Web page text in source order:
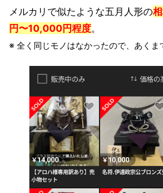
メルカリで似たような五月人形の
円〜10,000円程度。
※ 全く同じモノはなかったので、あくま